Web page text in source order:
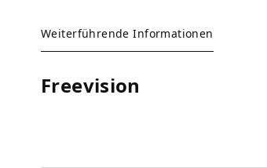
Weiterführende Informationen
Freevision